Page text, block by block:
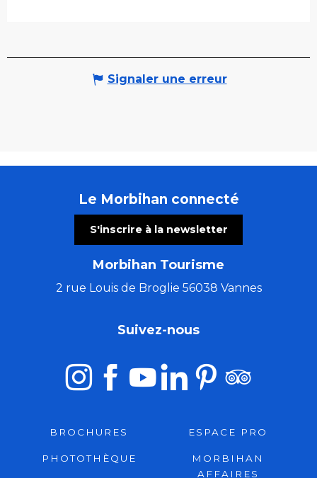
Signaler une erreur
Le Morbihan connecté
S'inscrire à la newsletter
Morbihan Tourisme
2 rue Louis de Broglie 56038 Vannes
Suivez-nous
BROCHURES ESPACE PRO
PHOTOTHÈQUE
MORBIHAN
AFFAIRES